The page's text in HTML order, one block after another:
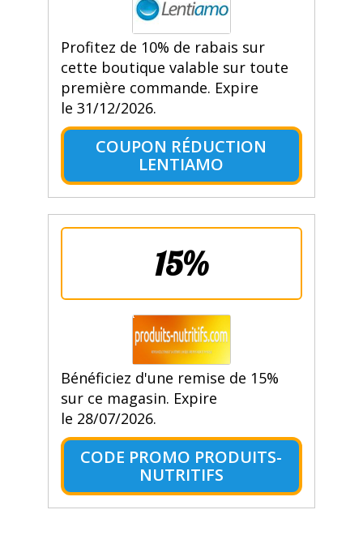
Profitez de 10% de rabais sur
cette boutique valable sur toute
première commande. Expire
le 31/12/2026.
COUPON RÉDUCTION
LENTIAMO
15%
Bénéficiez d'une remise de 15%
sur ce magasin. Expire
le 28/07/2026.
CODE PROMO PRODUITS-
NUTRITIFS